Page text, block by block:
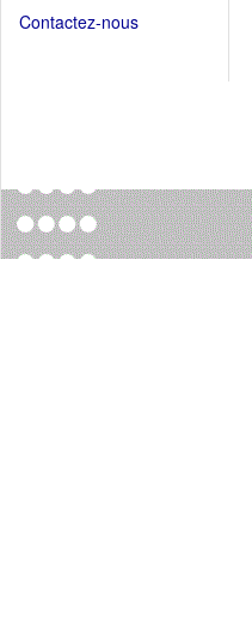
nouvelle
Contactez-nous